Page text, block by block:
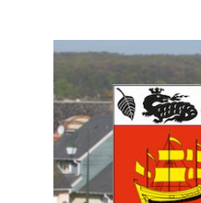
contenu